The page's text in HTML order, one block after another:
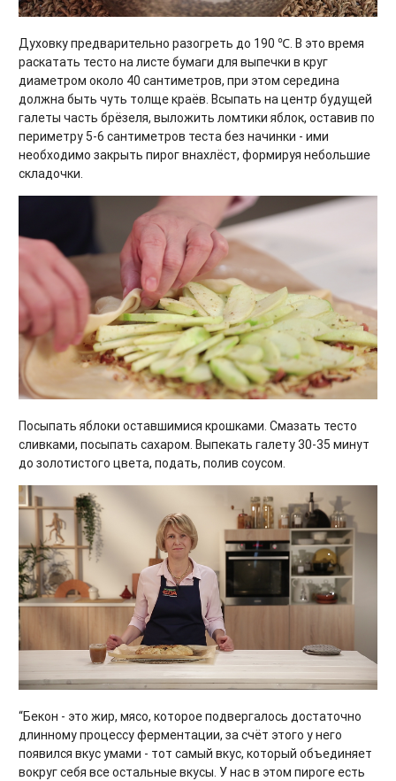
Духовку предварительно разогреть до 190 ℃. В это время
раскатать тесто на листе бумаги для выпечки в круг
диаметром около 40 сантиметров, при этом середина
должна быть чуть толще краёв. Всыпать на центр будущей
галеты часть брёзеля, выложить ломтики яблок, оставив по
периметру 5-6 сантиметров теста без начинки - ими
необходимо закрыть пирог внахлёст, формируя небольшие
складочки.
Посыпать яблоки оставшимися крошками. Смазать тесто
сливками, посыпать сахаром. Выпекать галету 30-35 минут
до золотистого цвета, подать, полив соусом.
“Бекон - это жир, мясо, которое подвергалось достаточно
длинному процессу ферментации, за счёт этого у него
появился вкус умами - тот самый вкус, который объединяет
вокруг себя все остальные вкусы. У нас в этом пироге есть